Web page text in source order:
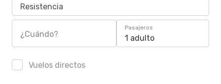
Resistencia
¿Cuándo?
Pasajeros
1 adulto
Vuelos directos